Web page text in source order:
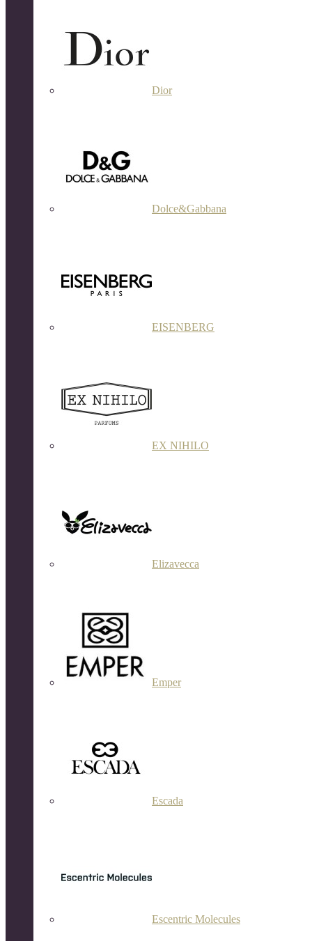
Dior
Dolce&Gabbana
EISENBERG
EX NIHILO
Elizavecca
Emper
Escada
Escentric Molecules